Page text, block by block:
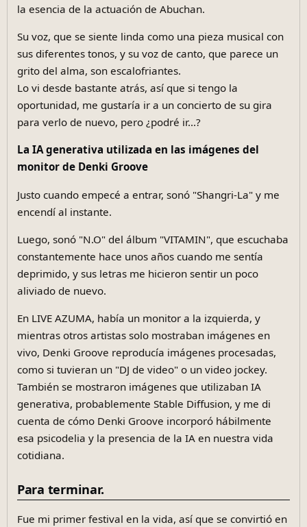
la esencia de la actuación de Abuchan.
Su voz, que se siente linda como una pieza musical con
sus diferentes tonos, y su voz de canto, que parece un
grito del alma, son escalofriantes.
Lo vi desde bastante atrás, así que si tengo la
oportunidad, me gustaría ir a un concierto de su gira
para verlo de nuevo, pero ¿podré ir...?
La IA generativa utilizada en las imágenes del
monitor de Denki Groove
Justo cuando empecé a entrar, sonó "Shangri-La" y me
encendí al instante.
Luego, sonó "N.O" del álbum "VITAMIN", que escuchaba
constantemente hace unos años cuando me sentía
deprimido, y sus letras me hicieron sentir un poco
aliviado de nuevo.
En LIVE AZUMA, había un monitor a la izquierda, y
mientras otros artistas solo mostraban imágenes en
vivo, Denki Groove reproducía imágenes procesadas,
como si tuvieran un "DJ de video" o un video jockey.
También se mostraron imágenes que utilizaban IA
generativa, probablemente Stable Diffusion, y me di
cuenta de cómo Denki Groove incorporó hábilmente
esa psicodelia y la presencia de la IA en nuestra vida
cotidiana.
Para terminar.
Fue mi primer festival en la vida, así que se convirtió en